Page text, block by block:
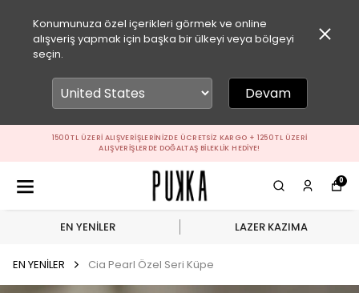
Konumunuza özel içerikleri görmek ve online
alışveriş yapmak için başka bir ülkeyi veya bölgeyi
seçin.
Devam
1500 TL ÜZERI ALIŞVERIŞLERINIZDE ÜCRETSIZ KARGO + 1250 TL ÜZERI
ALIŞVERIŞLERDE DOĞALTAŞ BILEKLIK HEDIYE!
0
EN YENİLER LAZER KAZIMA
EN YENİLER Cia Pearl Özel Seri Küpe